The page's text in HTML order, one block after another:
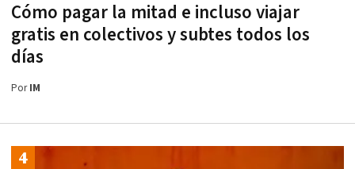
Cómo pagar la mitad e incluso viajar
gratis en colectivos y subtes todos los
días
PorIM